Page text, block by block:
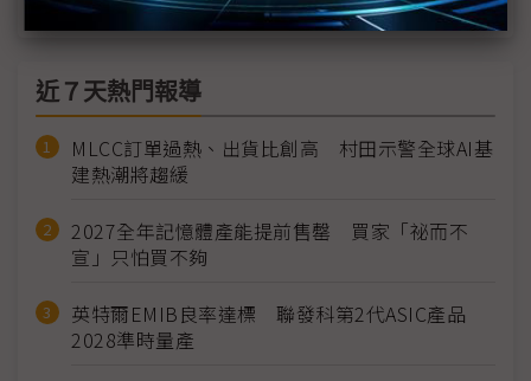
近７天熱門報導
MLCC訂單過熱、出貨比創高 村田示警全球AI基
建熱潮將趨緩
2027全年記憶體產能提前售罄 買家「祕而不
宣」只怕買不夠
英特爾EMIB良率達標 聯發科第2代ASIC產品
2028準時量產